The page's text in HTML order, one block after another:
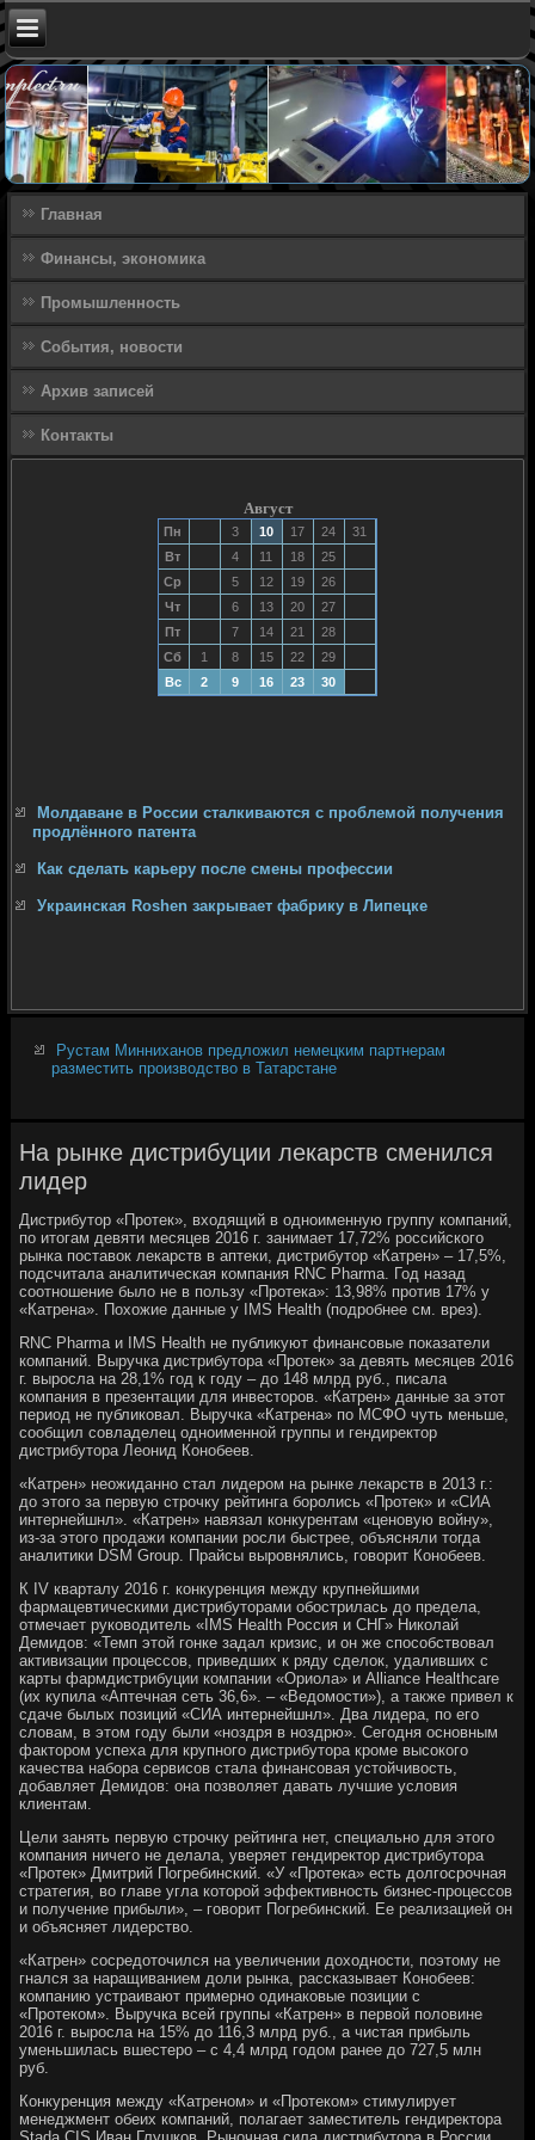
Главная
Финансы, экономика
Промышленность
События, новости
Архив записей
Контакты
Август
Пн 3 10 17 24
31
Вт
4 11 18
25
Ср
5 12 19
26
Чт
6 13 20
27
Пт
7 14 21
28
Сб
1 8 15 22
29
Вс
2 9 16 23 30
Молдаване в России сталкиваются с проблемой получения
продлённого патента
Как сделать карьеру после смены профессии
Украинская Roshen закрывает фабрику в Липецке
Рустам Минниханов предложил немецким партнерам
разместить производство в Татарстане
На рынке дистрибуции лекарств сменился
лидер
Дистрибутор «Протек», входящий в одноименную группу компаний,
по итогам девяти месяцев 2016 г. занимает 17,72% российского
рынка поставок лекарств в аптеки, дистрибутор «Катрен» – 17,5%,
подсчитала аналитическая компания RNC Pharma. Год назад
соотношение было не в пользу «Протека»: 13,98% против 17% у
«Катрена». Похожие данные у IMS Health (подробнее см. врез).
RNC Pharma и IMS Health не публикуют финансовые показатели
компаний. Выручка дистрибутора «Протек» за девять месяцев 2016
г. выросла на 28,1% год к году – до 148 млрд руб., писала
компания в презентации для инвесторов. «Катрен» данные за этот
период не публиковал. Выручка «Катрена» по МСФО чуть меньше,
сообщил совладелец одноименной группы и гендиректор
дистрибутора Леонид Конобеев.
«Катрен» неожиданно стал лидером на рынке лекарств в 2013 г.:
до этого за первую строчку рейтинга боролись «Протек» и «СИА
интернейшнл». «Катрен» навязал конкурентам «ценовую войну»,
из-за этого продажи компании росли быстрее, объясняли тогда
аналитики DSM Group. Прайсы выровнялись, говорит Конобеев.
К IV кварталу 2016 г. конкуренция между крупнейшими
фармацевтическими дистрибуторами обострилась до предела,
отмечает руководитель «IMS Health Россия и СНГ» Николай
Демидов: «Темп этой гонке задал кризис, и он же способствовал
активизации процессов, приведших к ряду сделок, удаливших с
карты фармдистрибуции компании «Ориола» и Alliance Healthcare
(их купила «Аптечная сеть 36,6». – «Ведомости»), а также привел к
сдаче былых позиций «СИА интернейшнл». Два лидера, по его
словам, в этом году были «ноздря в ноздрю». Сегодня основным
фактором успеха для крупного дистрибутора кроме высокого
качества набора сервисов стала финансовая устойчивость,
добавляет Демидов: она позволяет давать лучшие условия
клиентам.
Цели занять первую строчку рейтинга нет, специально для этого
компания ничего не делала, уверяет гендиректор дистрибутора
«Протек» Дмитрий Погребинский. «У «Протека» есть долгосрочная
стратегия, во главе угла которой эффективность бизнес-процессов
и получение прибыли», – говорит Погребинский. Ее реализацией он
и объясняет лидерство.
«Катрен» сосредоточился на увеличении доходности, поэтому не
гнался за наращиванием доли рынка, рассказывает Конобеев:
компанию устраивают примерно одинаковые позиции с
«Протеком». Выручка всей группы «Катрен» в первой половине
2016 г. выросла на 15% до 116,3 млрд руб., а чистая прибыль
уменьшилась вшестеро – с 4,4 млрд годом ранее до 727,5 млн
руб.
Конкуренция между «Катреном» и «Протеком» стимулирует
менеджмент обеих компаний, полагает заместитель гендиректора